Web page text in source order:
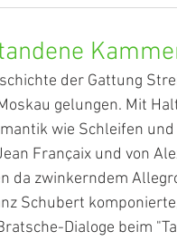
der Gattung
gelungen. Mit
wie Schleifen
Françaix und von
da zwinkerndem
Schubert
Dialoge beim